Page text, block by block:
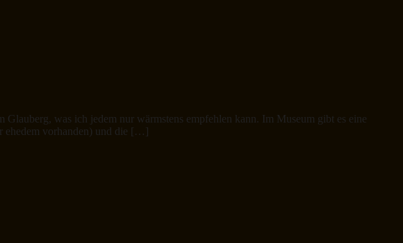
was ich jedem nur wärmstens empfehlen kann. Im Museum gibt es eine
ehedem vorhanden) und die […]